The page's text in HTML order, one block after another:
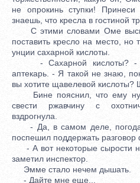
не опрокинь ступки!
знаешь, что кресла в гостиной
С этими словами Оме
поставить кресло на место, но
унции сахарной кислоты.
- Сахарной кислоты? -
аптекарь. - Я такой не знаю,
вы хотите щавелевой кислоты?
Бине пояснил, что ему
свести ржавчину с
вздрогнула.
- Да, в самом деле, погода
поспешил поддержать
- А вот некоторые сырости
заметил инспектор.
Эмме стало нечем дышать.
- Дайте мне еще...